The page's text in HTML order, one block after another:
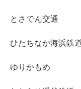
とさでん交通
ひたちなか海浜鉄
ゆりかもめ